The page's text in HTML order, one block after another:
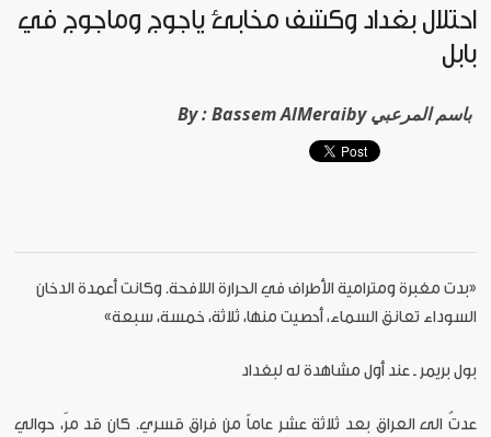
احتلال بغداد وكشف مخابئ يأجوج ومأجوج في
بابل
By : Bassem AlMeraiby باسم المرعبي
«بدت مغبرة ومترامية الأطراف في الحرارة اللافحة. وكانت أعمدة الدخان
السوداء تعانق السماء، أحصيت منها، ثلاثة، خمسة، سبعة»
بول بريمر ـ عند أول مشاهدة له لبغداد
عدتُ الى العراق بعد ثلاثة عشر عاماً من فراق قسري. كان قد مرّ، حوالي